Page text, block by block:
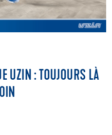
UZIN : TOUJOURS LÀ